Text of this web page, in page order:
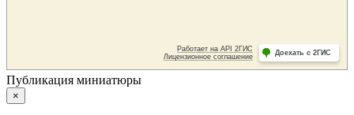
Публикация миниатюры
×